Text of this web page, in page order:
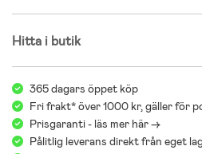
Hitta i butik
365 dagars öppet köp
Fri frakt* över 1000 kr, gäller för
Prisgaranti - läs mer här ->
Pålitlig leverans direkt från eget